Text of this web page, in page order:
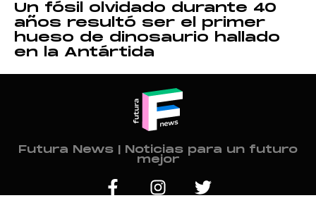
Un fósil olvidado durante 40
años resultó ser el primer
hueso de dinosaurio hallado
en la Antártida
Futura News | Noticias para un futuro
mejor